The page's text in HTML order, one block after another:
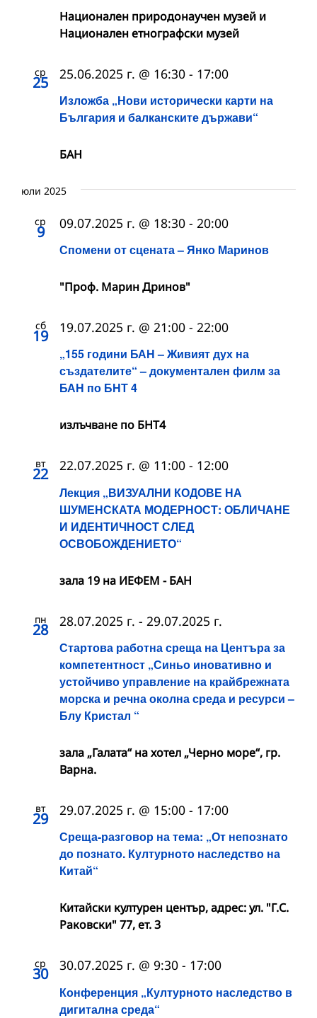
Национален природонаучен музей и
Национален етнографски музей
ср
25
Изложба „Нови исторически карти на
България и балканските държави“
25.06.2025 г. @ 16:30 - 17:00
БАН
юли 2025
ср
9
Спомени от сцената – Янко Маринов
09.07.2025 г. @ 18:30 - 20:00
"Проф. Марин Дринов"
сб
19
„155 години БАН – Живият дух на
създателите“ – документален филм за
БАН по БНТ 4
19.07.2025 г. @ 21:00 - 22:00
излъчване по БНТ4
вт
22
Лекция „ВИЗУАЛНИ КОДОВЕ НА
ШУМЕНСКАТА МОДЕРНОСТ: ОБЛИЧАНЕ
И ИДЕНТИЧНОСТ СЛЕД
ОСВОБОЖДЕНИЕТО“
22.07.2025 г. @ 11:00 - 12:00
зала 19 на ИЕФЕМ - БАН
пн
28
Стартова работна среща на Центъра за
компетентност „Синьо иновативно и
устойчиво управление на крайбрежната
морска и речна околна среда и ресурси –
Блу Кристал “
28.07.2025 г. - 29.07.2025 г.
зала „Галата“ на хотел „Черно море“, гр.
Варна.
вт
29
Среща-разговор на тема: „От непознато
до познато. Културното наследство на
Китай“
29.07.2025 г. @ 15:00 - 17:00
Китайски културен център, адрес: ул. "Г.С.
Раковски" 77, ет. 3
ср
30
Конференция „Културното наследство в
дигитална среда“
30.07.2025 г. @ 9:30 - 17:00